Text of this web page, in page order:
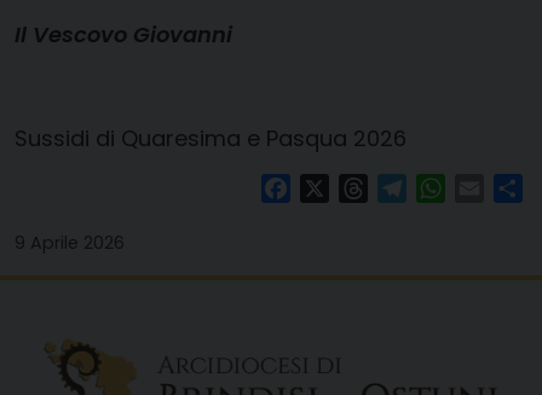
Il Vescovo Giovanni
Sussidi di Quaresima e Pasqua 2026
FacebookThreadsTelegram Email
9 Aprile 2026